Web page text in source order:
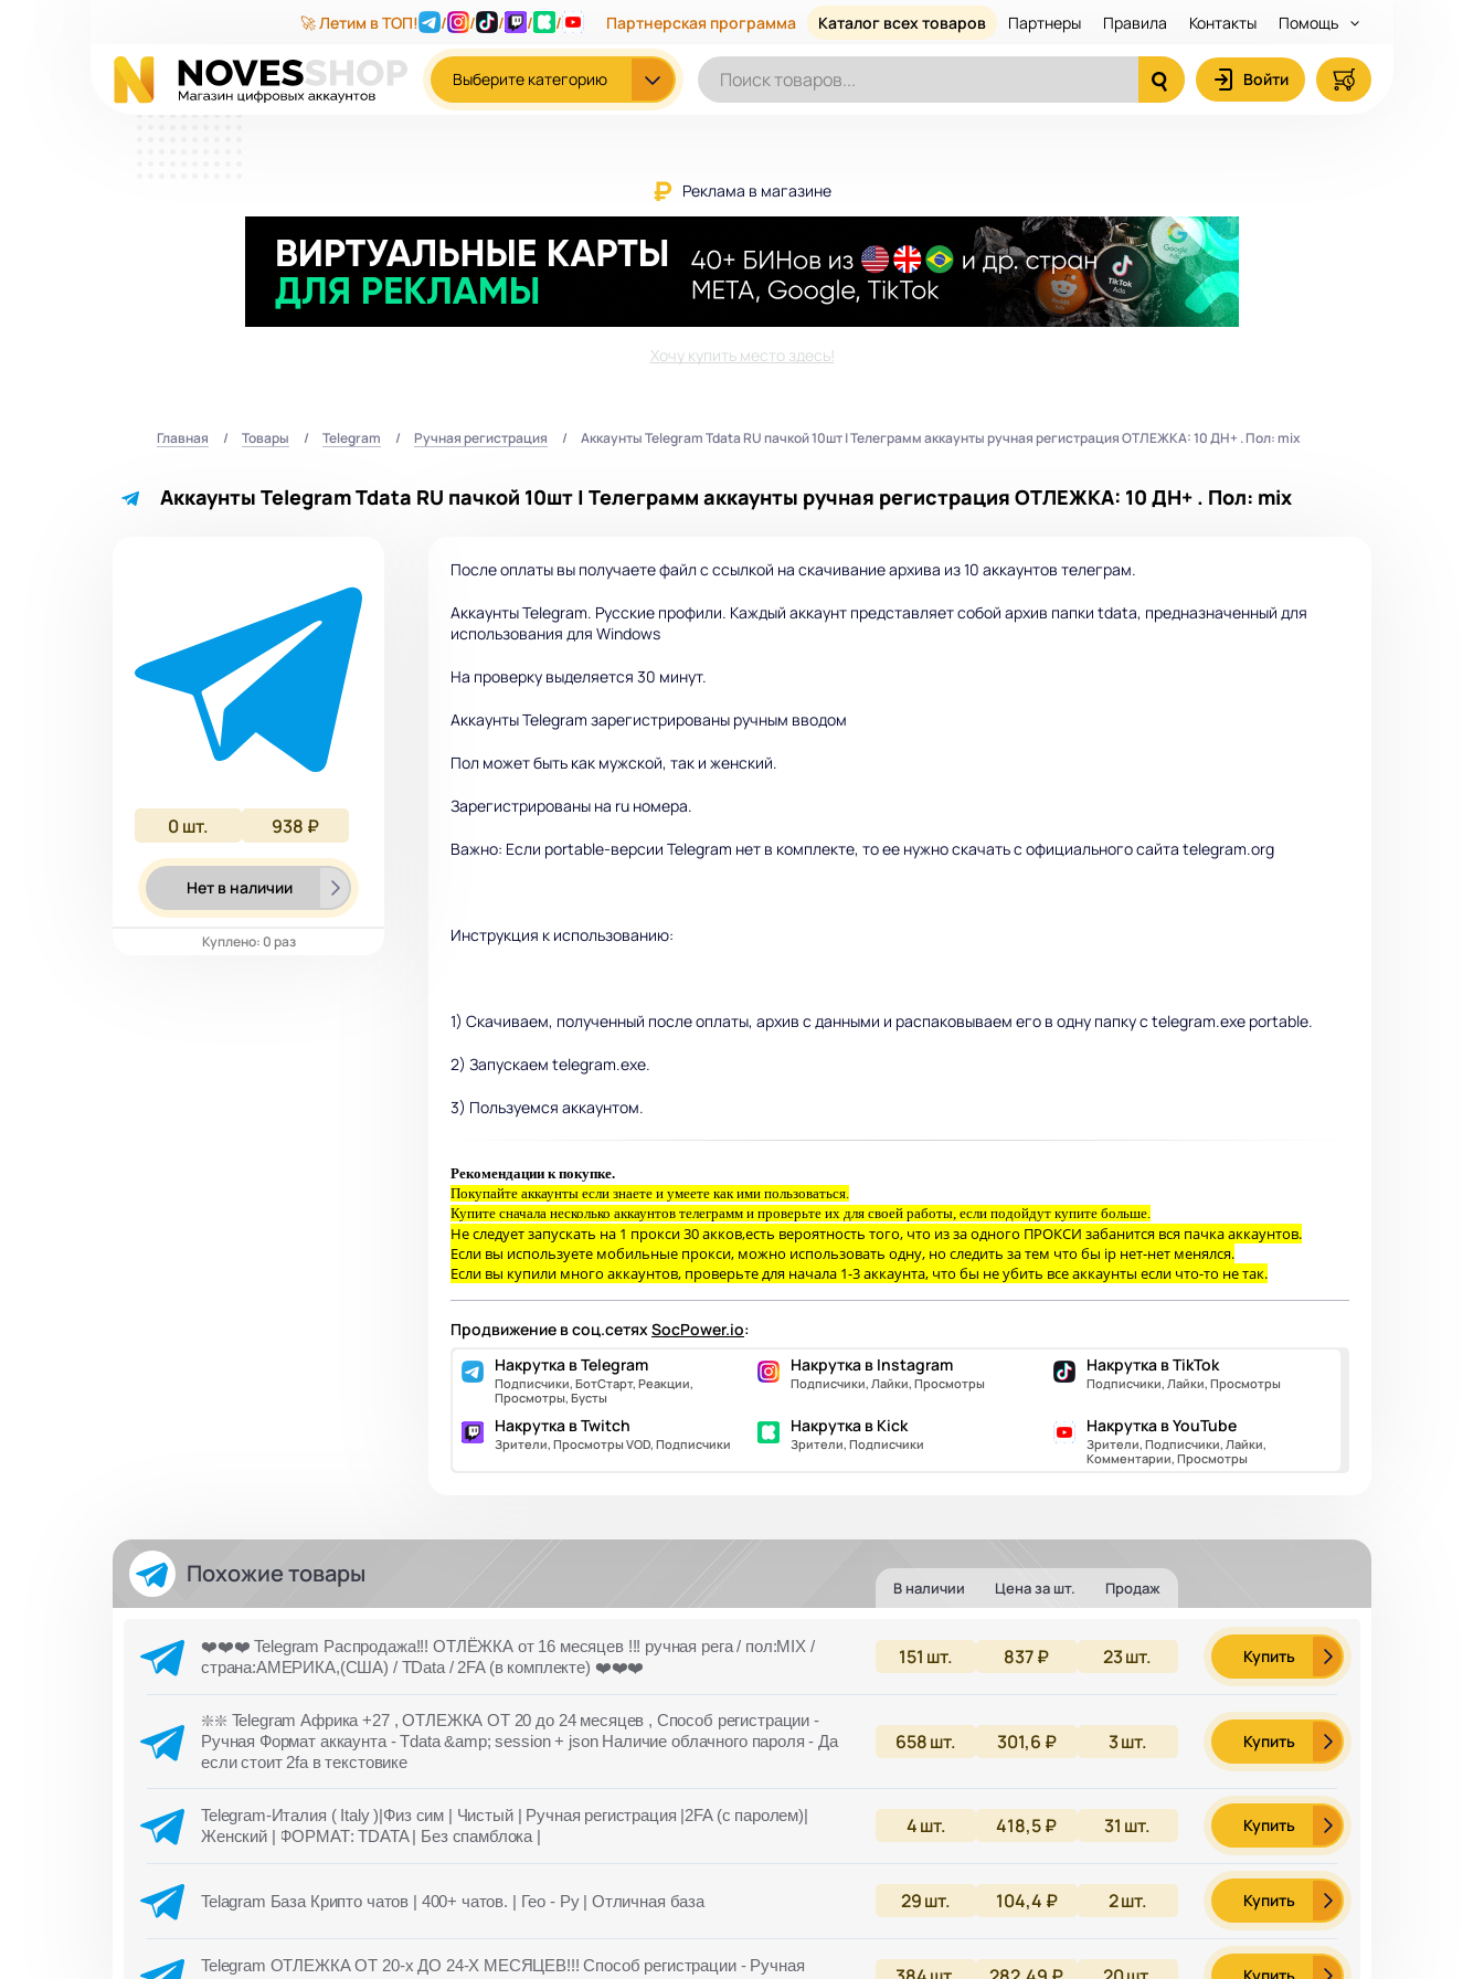
🚀 Летим в ТОП! / / / / / Партнерская программа Каталог всех товаров Партнеры Правила Контакты Помощь
Выберите категорию Войти
Реклама в магазине
Хочу купить место здесь!
Главная Товары Telegram Ручная регистрация Аккаунты Telegram Tdata RU пачкой 10шт | Телеграмм аккаунты ручная регистрация ОТЛЕЖКА: 10 ДН+ . Пол: mix
Аккаунты Telegram Tdata RU пачкой 10шт | Телеграмм аккаунты ручная регистрация ОТЛЕЖКА: 10 ДН+ . Пол: mix
0шт. 938 ₽
Нет в наличии
Куплено: 0 раз
После оплаты вы получаете файл с ссылкой на скачивание архива из 10 аккаунтов телеграм.
Аккаунты Telegram. Русские профили. Каждый аккаунт представляет собой архив папки tdata, предназначенный для
использования для Windows
На проверку выделяется 30 минут.
Аккаунты Telegram зарегистрированы ручным вводом
Пол может быть как мужской, так и женский.
Зарегистрированы на ru номера.
Важно: Если portable-версии Telegram нет в комплекте, то ее нужно скачать с официального сайта telegram.org
Инструкция к использованию:
1) Скачиваем, полученный после оплаты, архив с данными и распаковываем его в одну папку с telegram.exe portable.
2) Запускаем telegram.exe.
3) Пользуемся аккаунтом.
Рекомендации к покупке.
Покупайте аккаунты если знаете и умеете как ими пользоваться.
Купите сначала несколько аккаунтов телеграмм и проверьте их для своей работы, если подойдут купите больше.
Не следует запускать на 1 прокси 30 акков,есть вероятность того, что из за одного ПРОКСИ забанится вся пачка аккаунтов.
Если вы используете мобильные прокси, можно использовать одну, но следить за тем что бы ip нет-нет менялся.
Если вы купили много аккаунтов, проверьте для начала 1-3 аккаунта, что бы не убить все аккаунты если что-то не так.
Продвижение в соц.сетяхSocPower.io:
Накрутка в Telegram
Подписчики, БотСтарт, Реакции,
Просмотры, Бусты
Накрутка в Instagram
Подписчики, Лайки, Просмотры
Накрутка в TikTok
Подписчики, Лайки, Просмотры
Накрутка в Twitch
Зрители, Просмотры VOD, Подписчики
Накрутка в Kick
Зрители, Подписчики
Накрутка в YouTube
Зрители, Подписчики, Лайки,
Комментарии, Просмотры
Похожие товары В наличии Цена за шт. Продаж
❤️❤️❤️ Telegram Распродажа!!! ОТЛЁЖКА от 16 месяцев !!! ручная рега / пол:MIX /
страна:АМЕРИКА,(США) / TData / 2FA (в комплекте) ❤️❤️❤️
151 шт. 837 ₽ 23шт. Купить
❇️❇️ Telegram Африка +27 , ОТЛЕЖКА ОТ 20 до 24 месяцев , Способ регистрации -
Ручная Формат аккаунта - Tdata &amp; session + json Наличие облачного пароля - Да
если стоит 2fa в текстовике
658шт. 301,6 ₽ 3шт. Купить
Telegram-Италия ( Italy )|Физ сим | Чистый | Ручная регистрация |2FA (с паролем)|
Женский | ФОРМАТ: TDATA | Без спамблока |
4шт. 418,5 ₽ 31 шт. Купить
Telagram База Крипто чатов | 400+ чатов. | Гео - Ру | Отличная база 29шт. 104,4 ₽ 2шт. Купить
Telegram ОТЛЕЖКА ОТ 20-х ДО 24-Х МЕСЯЦЕВ!!! Способ регистрации - Ручная